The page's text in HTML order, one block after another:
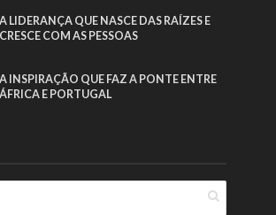
A LIDERANÇA QUE NASCE DAS RAÍZES E
CRESCE COM AS PESSOAS
A INSPIRAÇÃO QUE FAZ A PONTE ENTRE
ÁFRICA E PORTUGAL